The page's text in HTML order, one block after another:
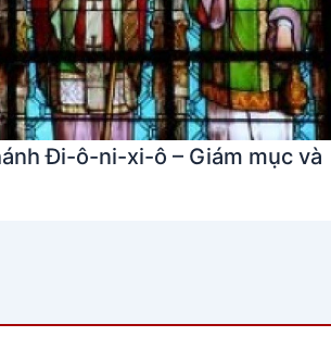
Đi-ô-ni-xi-ô – Giám mục và